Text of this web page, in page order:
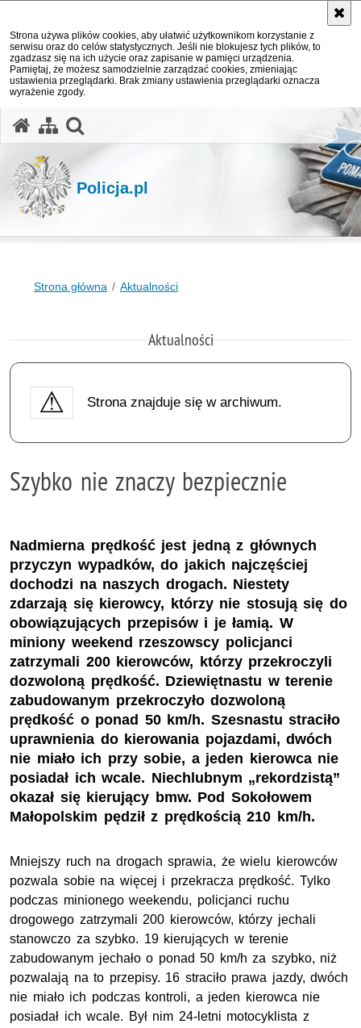
Strona używa plików cookies, aby ułatwić użytkownikom korzystanie z
serwisu oraz do celów statystycznych. Jeśli nie blokujesz tych plików, to
zgadzasz się na ich użycie oraz zapisanie w pamięci urządzenia.
Pamiętaj, że możesz samodzielnie zarządzać cookies, zmieniając
ustawienia przeglądarki. Brak zmiany ustawienia przeglądarki oznacza
wyrażenie zgody.
Policja.pl
Strona główna Aktualności
Aktualności
Strona znajduje się w archiwum.
Szybko nie znaczy bezpiecznie
Nadmierna prędkość jest jedną z głównych
przyczyn wypadków, do jakich najczęściej
dochodzi na naszych drogach. Niestety
zdarzają się kierowcy, którzy nie stosują się do
obowiązujących przepisów i je łamią. W
miniony weekend rzeszowscy policjanci
zatrzymali 200 kierowców, którzy przekroczyli
dozwoloną prędkość. Dziewiętnastu w terenie
zabudowanym przekroczyło dozwoloną
prędkość o ponad 50 km/h. Szesnastu straciło
uprawnienia do kierowania pojazdami, dwóch
nie miało ich przy sobie, a jeden kierowca nie
posiadał ich wcale. Niechlubnym „rekordzistą”
okazał się kierujący bmw. Pod Sokołowem
Małopolskim pędził z prędkością 210 km/h.
Mniejszy ruch na drogach sprawia, że wielu kierowców
pozwala sobie na więcej i przekracza prędkość. Tylko
podczas minionego weekendu, policjanci ruchu
drogowego zatrzymali 200 kierowców, którzy jechali
stanowczo za szybko. 19 kierujących w terenie
zabudowanym jechało o ponad 50 km/h za szybko, niż
pozwalają na to przepisy. 16 straciło prawa jazdy, dwóch
nie miało ich podczas kontroli, a jeden kierowca nie
posiadał ich wcale. Był nim 24-letni motocyklista z